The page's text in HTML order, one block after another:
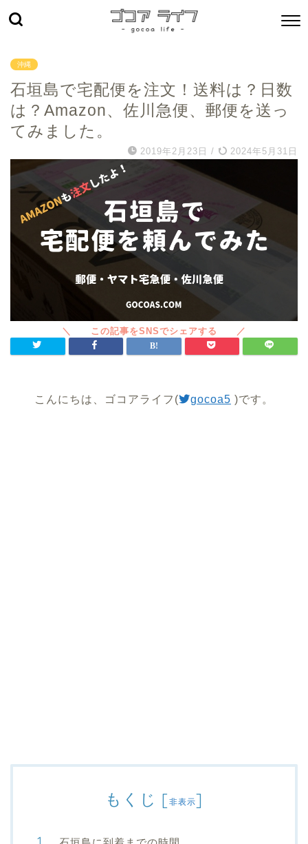
沖縄
石垣島で宅配便を注文！送料は？日数
は？Amazon、佐川急便、郵便を送っ
てみました。
2019年2月23日 / 2024年5月31日
こんにちは、ゴコアライフ( gocoa5 )です。
もくじ [非表示]